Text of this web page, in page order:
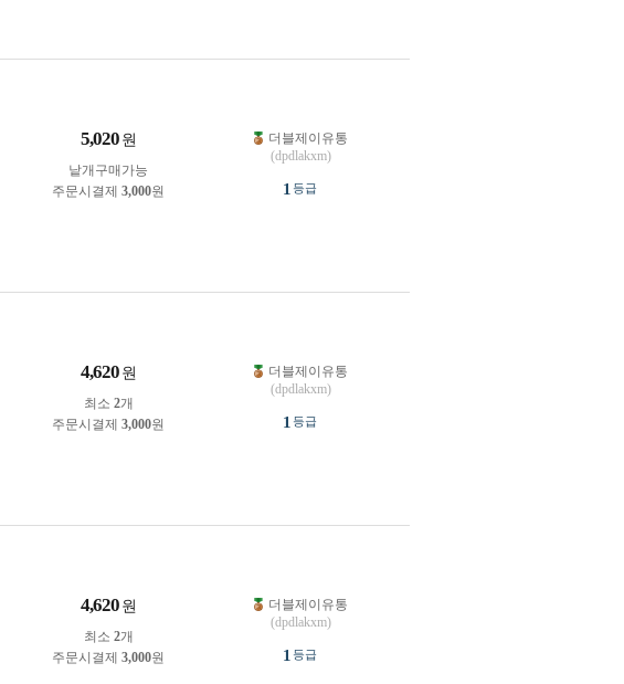
5,020 원
낱개구매가능
주문시결제 3,000원
더블제이유통
(dpdlakxm)
1 등급
4,620 원
최소 2개
주문시결제 3,000원
더블제이유통
(dpdlakxm)
1 등급
4,620 원
최소 2개
주문시결제 3,000원
더블제이유통
(dpdlakxm)
1 등급